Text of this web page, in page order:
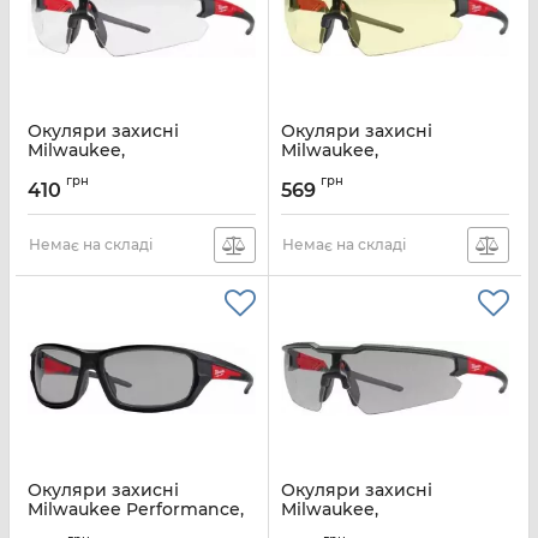
Окуляри захисні
Milwaukee,
прозорі, полікарбонат
Артикул: 4932471881
410 грн
Немає на складі
Окуляри захисні
Milwaukee,
жовті, полікарбонат
Артикул: 4932478927
569 грн
Немає на складі
Окуляри захисні
Milwaukee Performance,
Окуляри захисні
Milwaukee,